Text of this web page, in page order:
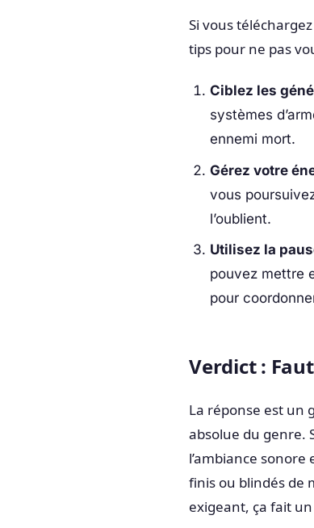
Si vous
tips pour ne pas
Ciblez les
systèmes
ennemi mort.
Gérez votre
vous
l’oublient.
Utilisez la
pouvez mettre
pour
Verdict :
La réponse est un
absolue du genre.
l’ambiance
finis ou blindés de
exigeant, ça fait